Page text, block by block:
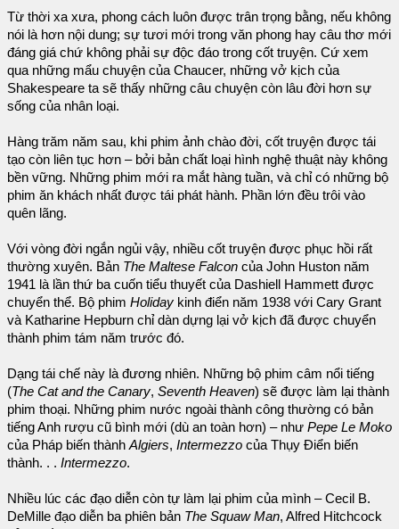
Từ thời xa xưa, phong cách luôn được trân trọng bằng, nếu không
nói là hơn nội dung; sự tươi mới trong văn phong hay câu thơ mới
đáng giá chứ không phải sự độc đáo trong cốt truyện. Cứ xem
qua những mẩu chuyện của Chaucer, những vở kịch của
Shakespeare ta sẽ thấy những câu chuyện còn lâu đời hơn sự
sống của nhân loại.
Hàng trăm năm sau, khi phim ảnh chào đời, cốt truyện được tái
tạo còn liên tục hơn – bởi bản chất loại hình nghệ thuật này không
bền vững. Những phim mới ra mắt hàng tuần, và chỉ có những bộ
phim ăn khách nhất được tái phát hành. Phần lớn đều trôi vào
quên lãng.
Với vòng đời ngắn ngủi vậy, nhiều cốt truyện được phục hồi rất
thường xuyên. Bản The Maltese Falcon của John Huston năm
1941 là lần thứ ba cuốn tiểu thuyết của Dashiell Hammett được
chuyển thể. Bộ phim Holiday kinh điển năm 1938 với Cary Grant
và Katharine Hepburn chỉ dàn dựng lại vở kịch đã được chuyển
thành phim tám năm trước đó.
Dạng tái chế này là đương nhiên. Những bộ phim câm nổi tiếng
(The Cat and the Canary, Seventh Heaven) sẽ được làm lại thành
phim thoại. Những phim nước ngoài thành công thường có bản
tiếng Anh rượu cũ bình mới (dù an toàn hơn) – như Pepe Le Moko
của Pháp biến thành Algiers, Intermezzo của Thụy Điển biến
thành. . . Intermezzo.
Nhiều lúc các đạo diễn còn tự làm lại phim của mình – Cecil B.
DeMille đạo diễn ba phiên bản The Squaw Man, Alfred Hitchcock